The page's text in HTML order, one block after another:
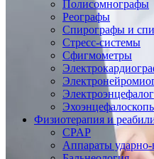
Полисомнографы
Реографы
Спирографы и
Стресс-системы
Сфигмометры
Физиотерапия и
CPAP
Аппараты